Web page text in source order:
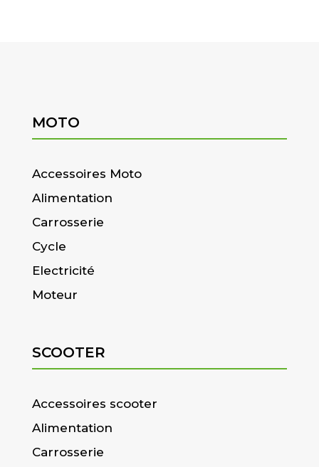
MOTO
Accessoires Moto
Alimentation
Carrosserie
Cycle
Electricité
Moteur
SCOOTER
Accessoires scooter
Alimentation
Carrosserie